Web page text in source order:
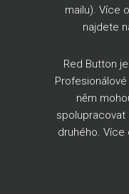
mailu). Více
najdete
Red Button
něm
spolupracovat
druhého. Více